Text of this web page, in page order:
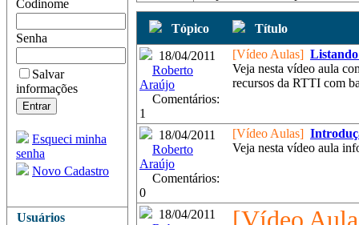
Codinome
Senha
Salvar
informações
Esqueci minha
senha
Novo Cadastro
Usuários
Tópico
Título
18/04/2011
Roberto
Araújo
Comentários:
1
[Vídeo Aulas] Listando
Veja nesta vídeo aula
recursos da RTTI com
18/04/2011
Roberto
Araújo
Comentários:
0
[Vídeo Aulas]
Veja nesta vídeo aula
18/04/2011